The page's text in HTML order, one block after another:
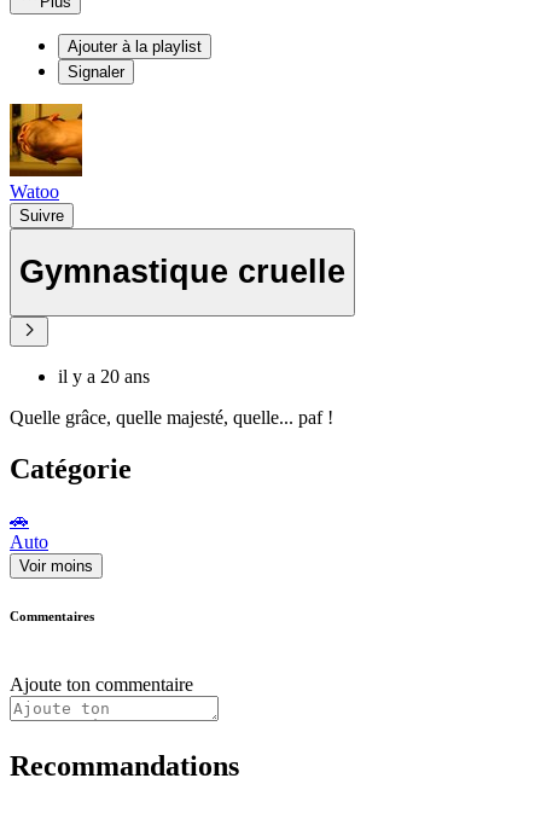
Ajouter à la playlist
Signaler
Watoo
Suivre
Gymnastique cruelle
il y a 20 ans
Quelle grâce, quelle majesté, quelle... paf !
Catégorie
🚗
Auto
Voir moins
Commentaires
Ajoute ton commentaire
Recommandations